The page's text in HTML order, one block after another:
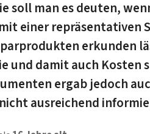
soll man es deuten,
einer reprä­sen­ta­ti­ven
erkunden
und damit auch Kosten
ergab jedoch
ausreichend